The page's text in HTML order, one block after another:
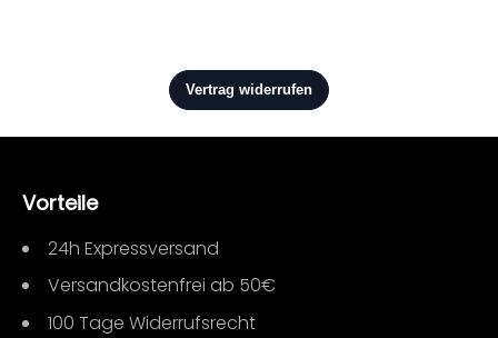
Vorteile
24h Expressversand
Versandkostenfrei ab 50€
100 Tage Widerrufsrecht